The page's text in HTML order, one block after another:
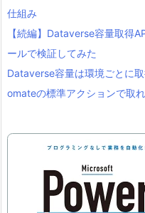
仕組み
【続編】Dataverse容量取得
ールで検証してみた
Dataverse容量は環境ごとに
omateの標準アクションで取